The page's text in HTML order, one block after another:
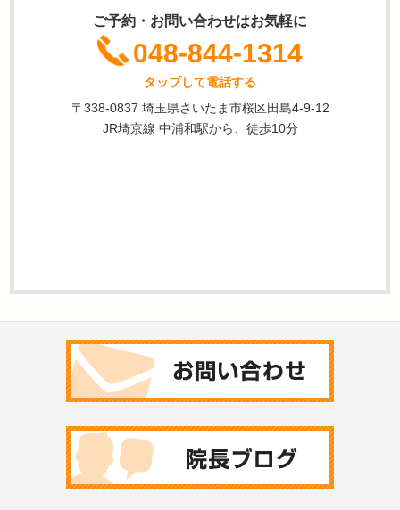
ご予約・お問い合わせはお気軽に
048-844-1314
タップして電話する
〒338-0837 埼玉県さいたま市桜区田島4-9-12
JR埼京線 中浦和駅から、徒歩10分